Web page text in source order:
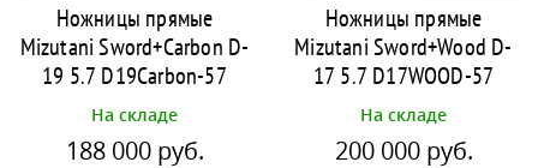
Ножницы прямые
Mizutani Sword+Carbon D-
19 5.7 D19Carbon-57
На складе
188 000 руб.
Ножницы прямые
Mizutani Sword+Wood D-
17 5.7 D17WOOD-57
На складе
200 000 руб.